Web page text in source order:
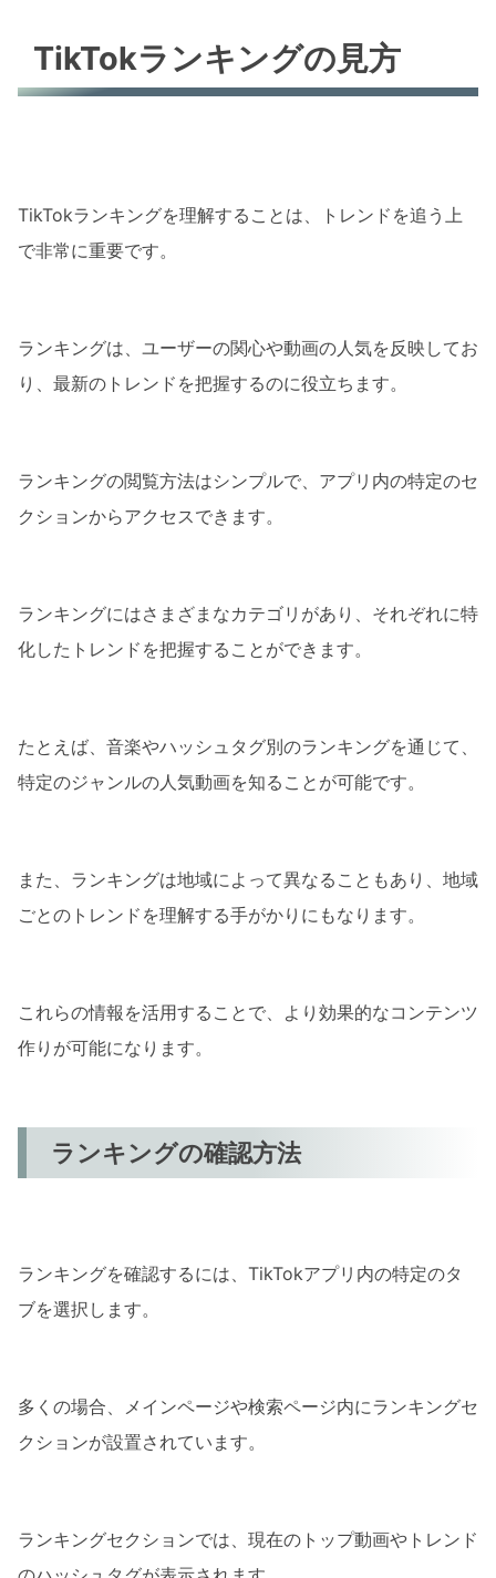
ランキングの意味解釈
TikTokランキングの動向分析
TikTokランキングオフ時の対応策
TikTokランキングの見方
TikTokランキングを理解することは、トレンドを追う上
で非常に重要です。
ランキングは、ユーザーの関心や動画の人気を反映してお
り、最新のトレンドを把握するのに役立ちます。
ランキングの閲覧方法はシンプルで、アプリ内の特定のセ
クションからアクセスできます。
ランキングにはさまざまなカテゴリがあり、それぞれに特
化したトレンドを把握することができます。
たとえば、音楽やハッシュタグ別のランキングを通じて、
特定のジャンルの人気動画を知ることが可能です。
また、ランキングは地域によって異なることもあり、地域
ごとのトレンドを理解する手がかりにもなります。
これらの情報を活用することで、より効果的なコンテンツ
作りが可能になります。
ランキングの確認方法
ランキングを確認するには、TikTokアプリ内の特定のタ
ブを選択します。
多くの場合、メインページや検索ページ内にランキングセ
クションが設置されています。
ランキングセクションでは、現在のトップ動画やトレンド